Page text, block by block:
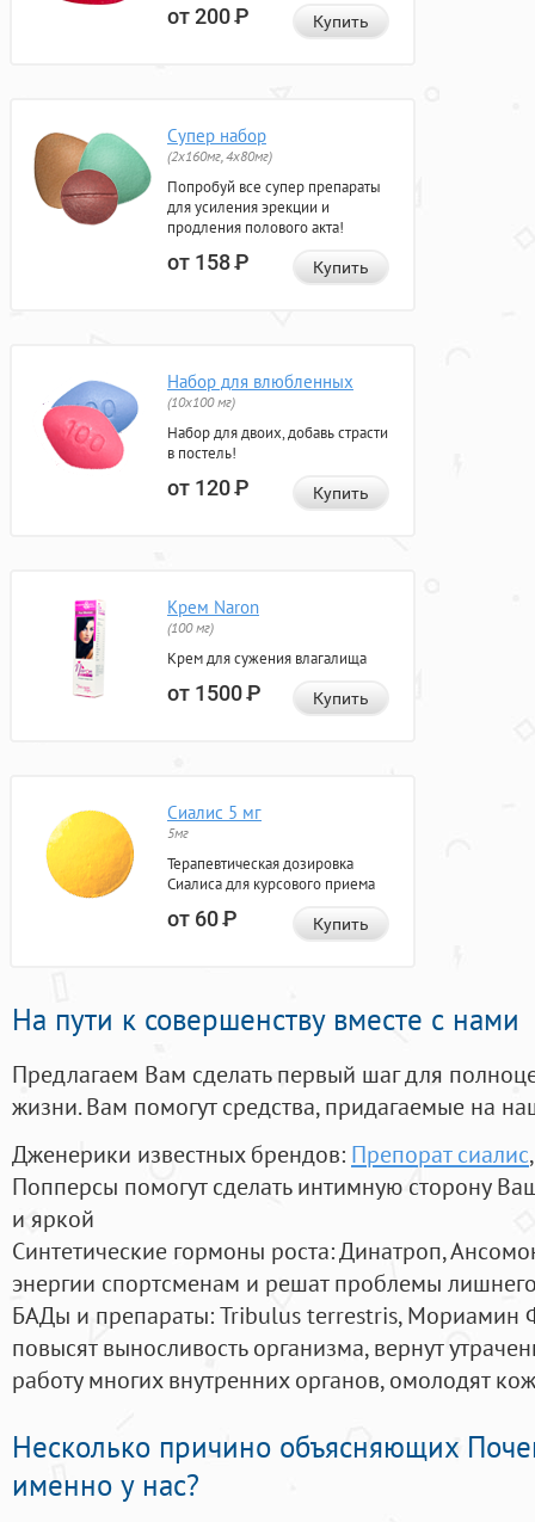
от 200Р Купить
Супер набор
(2х160мг, 4х80мг)
Попробуй все супер препараты
для усиления эрекции и
продления полового акта!
от 158Р Купить
Набор для влюбленных
(10х100 мг)
Набор для двоих, добавь страсти
в постель!
от 120Р Купить
Крем Naron
(100 мг)
Крем для сужения влагалища
от 1500Р Купить
Сиалис 5 мг
5мг
Терапевтическая дозировка
Сиалиса для курсового приема
от 60Р Купить
На пути к совершенству вместе с нами
Предлагаем Вам сделать первый шаг для
жизни. Вам помогут средства, придагаемые на
Дженерики известных брендов: Препорат сиалис
Попперсы помогут сделать интимную сторону
и яркой
Синтетические гормоны роста: Динатроп,
энергии спортсменам и решат проблемы
БАДы и препараты:Tribulus terrestris, Мориамин
повысят выносливость организма, вернут
работу многих внутренних органов, омолодят
Несколько причино объясняющих
именно у нас?